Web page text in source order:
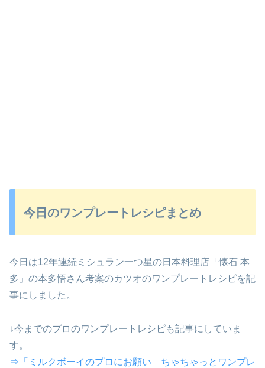
今日のワンプレートレシピまとめ
今日は12年連続ミシュラン一つ星の日本料理店「懐石 本
多」の本多悟さん考案のカツオのワンプレートレシピを記
事にしました。
↓今までのプロのワンプレートレシピも記事にしていま
す。
⇒「ミルクボーイのプロにお願い ちゃちゃっとワンプレ